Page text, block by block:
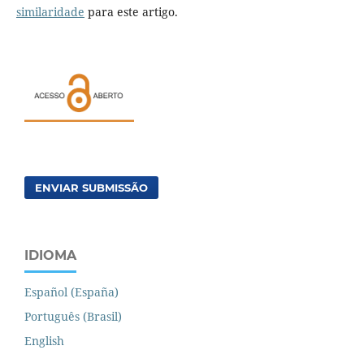
similaridade para este artigo.
ENVIAR SUBMISSÃO
IDIOMA
Español (España)
Português (Brasil)
English